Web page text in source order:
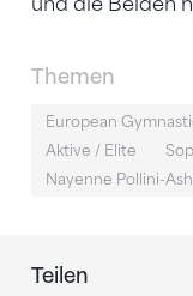
und die Beiden
Themen
European
Aktive / Elite
Nayenne Pollini-
Teilen